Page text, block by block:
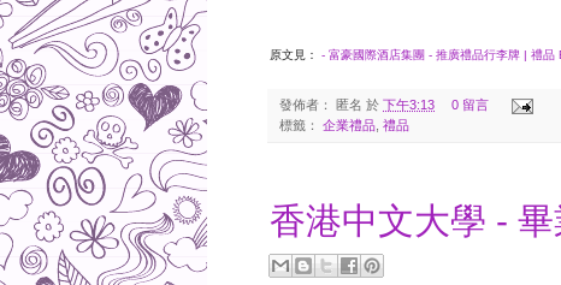
原文見： - 富豪國際酒店集團 - 推廣禮品行李牌 | 禮品
發佈者： 匿名 於 下午3:13
0 留言
標籤： 企業禮品 禮品
香港中文大學 -